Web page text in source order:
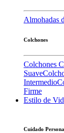
Almohadas
Colchones
Colchones
Suave
Intermedio
Firme
Estilo de
Cuidado